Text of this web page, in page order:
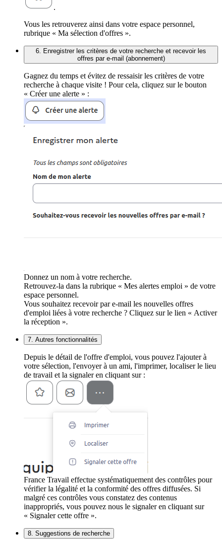
.
Vous les retrouverez ainsi dans votre espace personnel,
rubrique « Ma sélection d'offres ».
6. Enregistrer les critères de votre recherche et recevoir les
offres par e-mail (abonnement)
Gagnez du temps et évitez de ressaisir les critères de votre
recherche à chaque visite ! Pour cela, cliquez sur le bouton
« Créer une alerte » :
Donnez un nom à votre recherche.
Retrouvez-la dans la rubrique « Mes alertes emploi » de votre
espace personnel.
Vous souhaitez recevoir par e-mail les nouvelles offres
d'emploi liées à votre recherche ? Cliquez sur le lien « Activer
la réception ».
7. Autres fonctionnalités
Depuis le détail de l'offre d'emploi, vous pouvez l'ajouter à
votre sélection, l'envoyer à un ami, l'imprimer, localiser le lieu
de travail et la signaler en cliquant sur :
France Travail effectue systématiquement des contrôles pour
vérifier la légalité et la conformité des offres diffusées. Si
malgré ces contrôles vous constatez des contenus
inappropriés, vous pouvez nous le signaler en cliquant sur
« Signaler cette offre ».
8. Suggestions de recherche